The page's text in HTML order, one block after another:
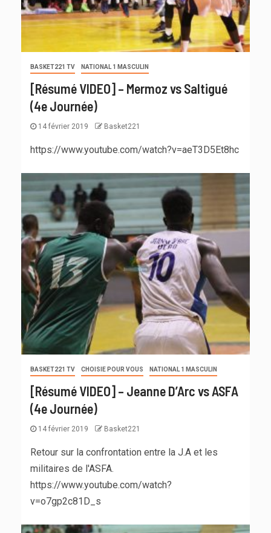
BASKET221 TV NATIONAL 1 MASCULIN
[Résumé VIDEO] – Mermoz vs Saltigué
(4e Journée)
14 février 2019 Basket221
https://www.youtube.com/watch?v=aeT3D5Et8hc
BASKET221 TV CHOISIE POUR VOUS NATIONAL 1 MASCULIN
[Résumé VIDEO] – Jeanne D’Arc vs ASFA
(4e Journée)
14 février 2019 Basket221
Retour sur la confrontation entre la J.A et les
militaires de l'ASFA.
https://www.youtube.com/watch?
v=o7gp2c81D_s